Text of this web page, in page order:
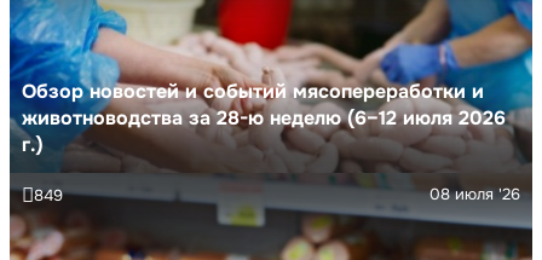
Обзор новостей и событий мясопереработки и
животноводства за 28-ю неделю (6–12 июля 2026
г.)
08 июля '26
849